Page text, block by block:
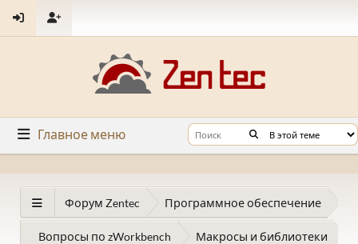
Главное меню
Форум Zentec Программное обеспечение
Вопросы по zWorkbench Макросы и библиотеки